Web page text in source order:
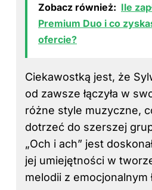
Zobacz również: Ile
Premium Duo i co
ofercie?
Ciekawostką jest, że
od zawsze łączyła w
różne style muzyczne,
dotrzeć do szerszej
„Och i ach” jest
jej umiejętności w
melodii z emocjonalnym